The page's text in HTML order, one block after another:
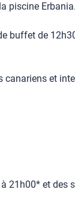
piscine Erbania.
buffet de
canariens et
21h00* et des